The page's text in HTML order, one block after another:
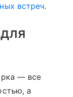
встреч.
— все
а